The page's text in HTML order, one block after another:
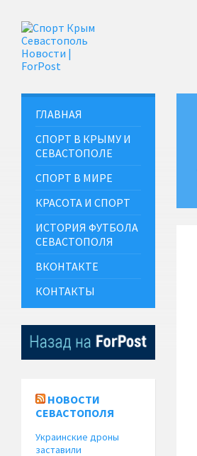
ГЛАВНАЯ
СПОРТ В КРЫМУ И
СЕВАСТОПОЛЕ
СПОРТ В МИРЕ
КРАСОТА И СПОРТ
ИСТОРИЯ ФУТБОЛА
СЕВАСТОПОЛЯ
ВКОНТАКТЕ
КОНТАКТЫ
НОВОСТИ
СЕВАСТОПОЛЯ
Украинские дроны
заставили